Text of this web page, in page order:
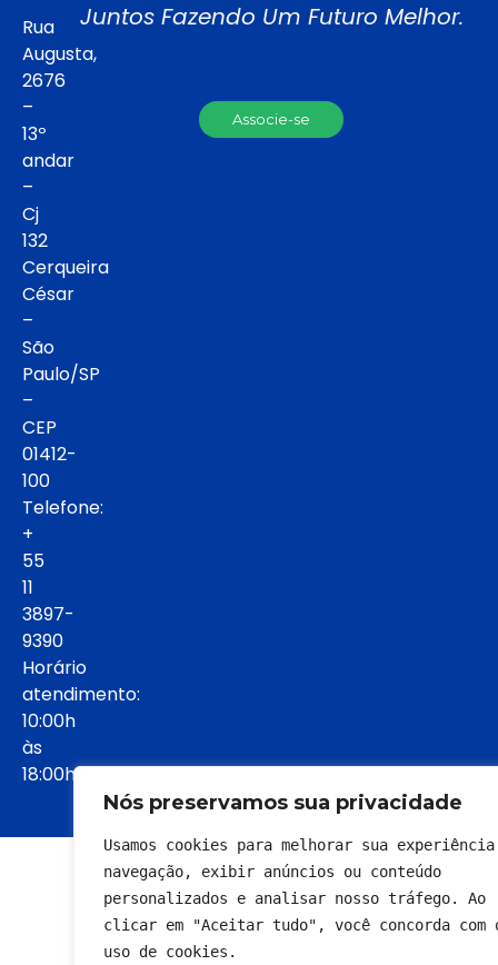
Nós preservamos sua privacidade
Usamos cookies para melhorar sua
navegação, exibir anúncios ou conteúdo
personalizados e analisar nosso tráfego. Ao
clicar em "Aceitar tudo", você concorda com
uso de cookies.
Rua
Augusta,
2676
–
13º
andar
–
Cj
132
Cerqueira
César
–
São
Paulo/SP
–
CEP
01412-
100
Telefone:
+
55
11
3897-
9390
Horário
atendimento:
10:00h
às
18:00h:
Juntos Fazendo Um Futuro Melhor.
Associe-se
© 2022 - Todos os direitos reservados